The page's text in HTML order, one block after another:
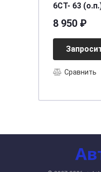
6CT- 63
8 950 ₽
Сравнить